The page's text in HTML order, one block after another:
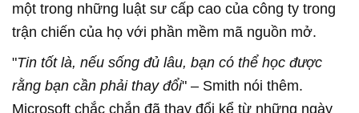
một trong những luật sư cấp cao của công ty trong
trận chiến của họ với phần mềm mã nguồn mở.
"Tin tốt là, nếu sống đủ lâu, bạn có thể học được
rằng bạn cần phải thay đổi" – Smith nói thêm.
Microsoft chắc chắn đã thay đổi kể từ những ngày